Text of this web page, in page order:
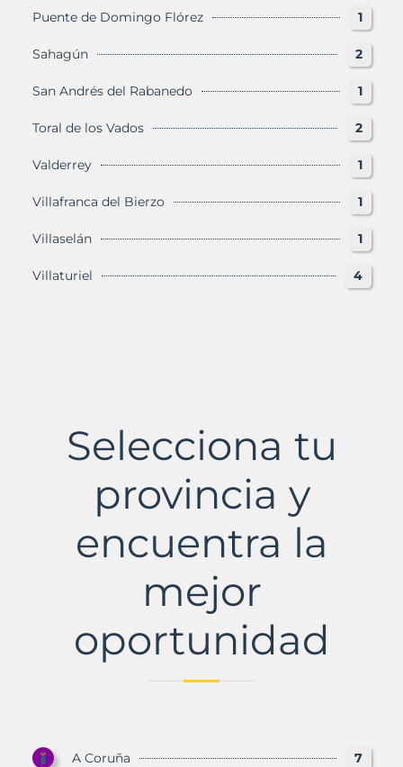
Puente de Domingo Flórez 1
Sahagún 2
San Andrés del Rabanedo 1
Toral de los Vados 2
Valderrey 1
Villafranca del Bierzo 1
Villaselán 1
Villaturiel 4
Selecciona tu
provincia y
encuentra la
mejor
oportunidad
A Coruña 7